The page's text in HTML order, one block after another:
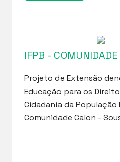
IFPB -
Projeto de Extensão
Educação para os
Cidadania da População
Comunidade Calon -